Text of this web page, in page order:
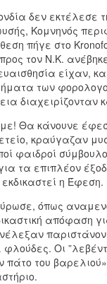
δεν εκτέλεσε
Κομνηνός
πήγε στο
τον Ν.Κ.
είχαν,
των
διαχειρίζονταν
Θα κάνουνε
κραύγαζαν
φαιδροί
τα επιπλέον
εκδικαστεί η Έφεση.
όπως
απόφαση
φλούδες. Οι
πάτο του